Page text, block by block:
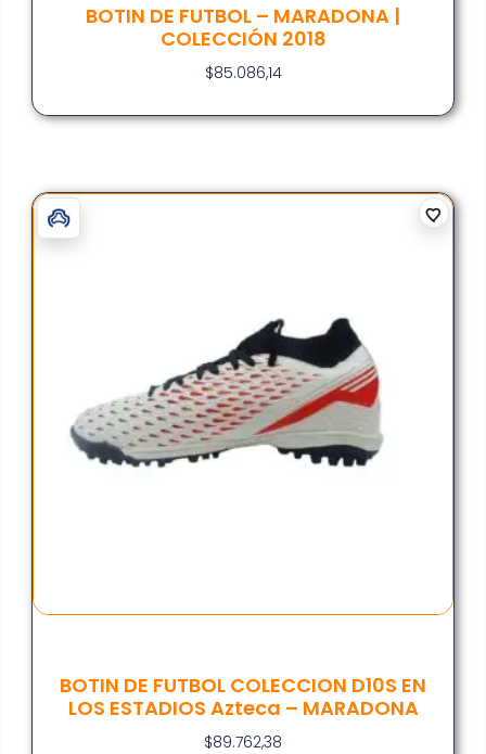
BOTIN DE FUTBOL – MARADONA |
COLECCIÓN 2018
$85.086,14
BOTIN DE FUTBOL COLECCION D10S EN
LOS ESTADIOS Azteca – MARADONA
$89.762,38